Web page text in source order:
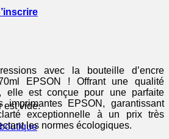
est vide.
avec la bouteille d’encre
EPSON ! Offrant une qualité
elle est conçue pour une parfaite
imprimantes EPSON, garantissant
exceptionnelle à un prix très
les normes écologiques.